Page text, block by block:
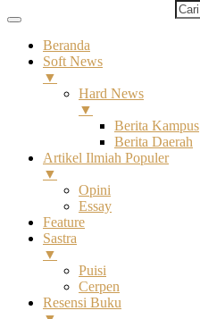
Beranda
Soft News
▼
Hard News
▼
Berita Kampus
Berita Daerah
Artikel Ilmiah Populer
▼
Opini
Essay
Feature
Sastra
▼
Puisi
Cerpen
Resensi Buku